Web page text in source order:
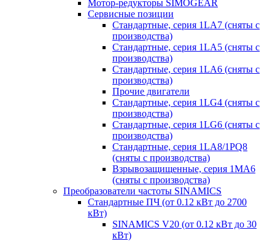
Мотор-редукторы SIMOGEAR
Сервисные позиции
Стандартные, серия 1LA7 (сняты с
производства)
Стандартные, серия 1LA5 (сняты с
производства)
Стандартные, серия 1LA6 (сняты с
производства)
Прочие двигатели
Стандартные, серия 1LG4 (сняты с
производства)
Стандартные, серия 1LG6 (сняты с
производства)
Стандартные, серия 1LA8/1PQ8
(сняты с производства)
Взрывозащищенные, серия 1MA6
(сняты с производства)
Преобразователи частоты SINAMICS
Стандартные ПЧ (от 0.12 кВт до 2700
кВт)
SINAMICS V20 (от 0.12 кВт до 30
кВт)